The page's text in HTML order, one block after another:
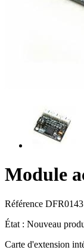
Module
Référence DFR0143
État : Nouveau
Carte d'extension